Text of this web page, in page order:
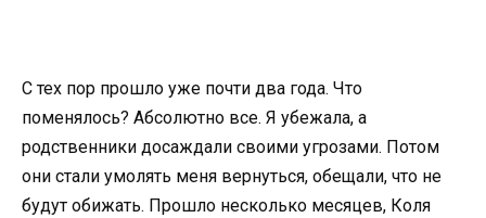
С тех пор прошло уже почти два года. Что
поменялось? Абсолютно все. Я убежала, а
родственники досаждали своими угрозами. Потом
они стали умолять меня вернуться, обещали, что не
будут обижать. Прошло несколько месяцев, Коля